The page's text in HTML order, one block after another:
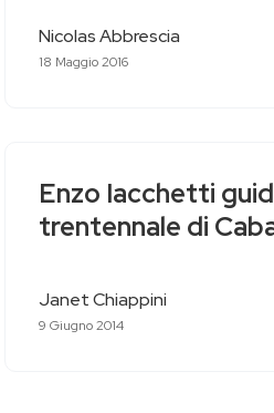
Nicolas Abbrescia
18 Maggio 2016
Enzo Iacchetti
trentennale di
Janet Chiappini
9 Giugno 2014